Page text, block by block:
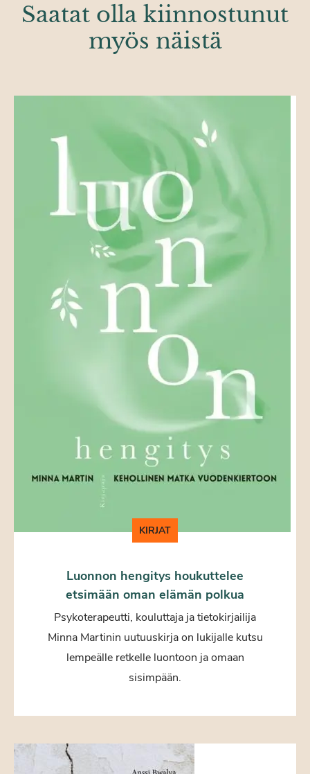
Saatat olla kiinnostunut
myös näistä
KIRJAT
Luonnon hengitys houkuttelee
etsimään oman elämän polkua
Psykoterapeutti, kouluttaja ja tietokirjailija
Minna Martinin uutuuskirja on lukijalle kutsu
lempeälle retkelle luontoon ja omaan
sisimpään.